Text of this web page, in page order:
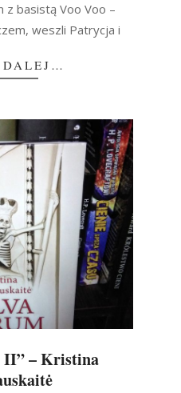
z basistą Voo Voo –
weszli Patrycja i
DALEJ…
II” – Kristina